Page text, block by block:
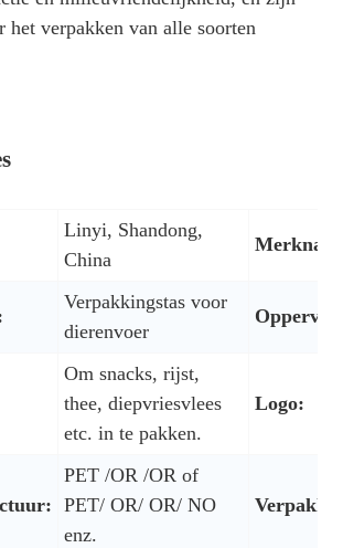
het verpakken van alle soorten
Linyi, Shandong,
China
Verpakkingstas voor
dierenvoer
Om snacks, rijst,
thee, diepvriesvlees
etc. in te pakken.
Logo:
PET /OR /OR of
PET/ OR/ OR/ NO
enz.